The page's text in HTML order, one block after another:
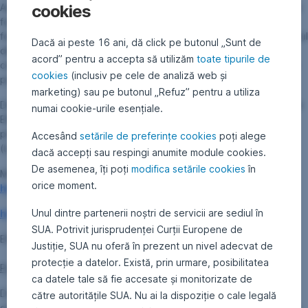
Austria), activitatea de tranzacționare a titlurilor de participare ale
fondului de investiții ERSTE BOND EM GOVERNMENT LOCAL, a
fost suspendată începând cu 20.11.2023. Pentru partea din fondul
deschis de investiții ERSTE BOND EM GOVERNMENT LOCAL, ce
conține activele lichide, activitatea de tranzaționare a titlurilor de
participare va fost reluată începând cu data de 27.11.2023.
Deținătorii de titluri de participare ale fondului deschis de investiții
ERSTE BOND EM GOVERNMENT LOCAL vor fi notificați direct cu
privire la segregarea activelor conform art. 133 din InvFG 2011
(Legea fondurilor de investiții din Austria).
Mai multe detalii regăsiți la:
https://issuerinfo.oekb.at/dokument.html?doc_id=194348
https://issuerinfo.oekb.at/dokument.html?doc_id=194381
ERSTE BOND EM GOVERNMENT LOCAL
Proporția de divizare:
Deși proporția de divizare a titlurilor de participare este de 1:1,
cookies
Dacă ai peste 16 ani, dă click pe butonul „Sunt de
acord” pentru a accepta să utilizăm toate tipurile de
cookies (inclusiv pe cele de analiză web și
marketing) sau pe butonul „Refuz” pentru a utiliza
numai cookie-urile esențiale.
Accesând setările de preferințe cookies poți alege
dacă accepți sau respingi anumite module cookies.
De asemenea, îți poți modifica setările cookies în
orice moment.
Unul dintre partenerii noștri de servicii are sediul în
SUA. Potrivit jurisprudenței Curții Europene de
Justiție, SUA nu oferă în prezent un nivel adecvat de
protecție a datelor. Există, prin urmare, posibilitatea
ca datele tale să fie accesate și monitorizate de
către autoritățile SUA. Nu ai la dispoziție o cale legală